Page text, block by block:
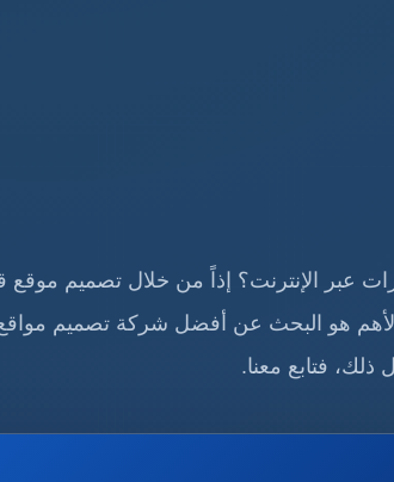
عبر الإنترنت؟ إذاً من خلال تصميم موقع
هو البحث عن أفضل شركة تصميم مواقع
فتابع معنا.